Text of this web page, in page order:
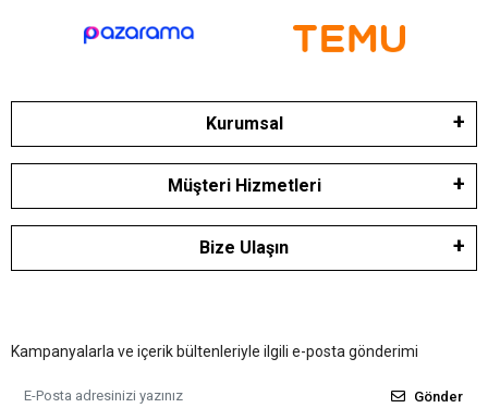
Kurumsal
Müşteri Hizmetleri
Bize Ulaşın
Kampanyalarla ve içerik bültenleriyle ilgili e-posta gönderimi
Gönder